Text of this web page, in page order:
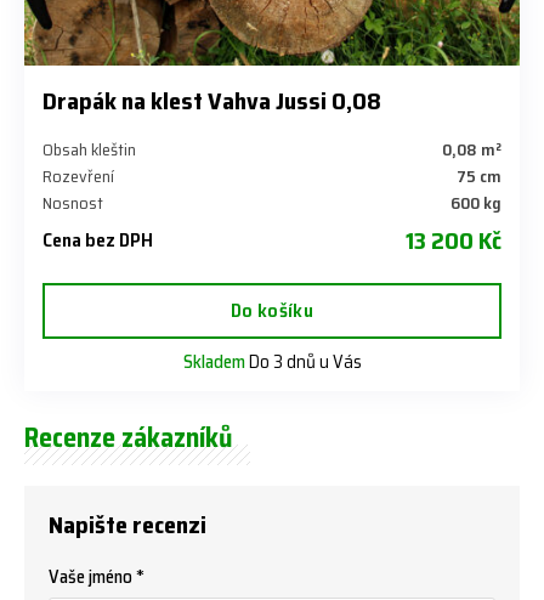
Drapák na klest Vahva Jussi 0,08
Obsah kleštin
0,08 m²
Rozevření
75 cm
Nosnost
600 kg
Cena bez DPH 13 200 Kč
Do košíku
SklademDo 3 dnů u Vás
Recenze zákazníků
Napište recenzi
Vaše jméno *